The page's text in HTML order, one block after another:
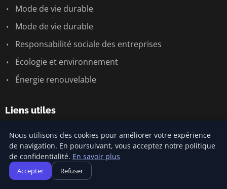
Mode de vie durable
Mode de vie durable
Responsabilité sociale des entreprises
Écologie et environnement
Énergie renouvelable
Liens utiles
Contact
Informations
Nous utilisons des cookies pour améliorer votre expérience
de navigation. En poursuivant, vous acceptez notre politique
de confidentialité. En savoir plus
Accepter Refuser